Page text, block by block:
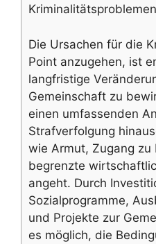
Die Ursachen für die
Point anzugehen, ist
langfristige
Gemeinschaft zu
einen umfassenden
Strafverfolgung
wie Armut, Zugang zu
begrenzte
angeht. Durch
Sozialprogramme,
und Projekte zur
es möglich, die